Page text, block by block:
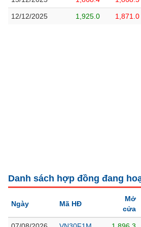
12/12/2025 1,925.0 1,871.0
Danh sách hợp đồng đang
Ngày Mã HĐ
Mở
cửa
VIETSTOCKFINANCE
VĨ